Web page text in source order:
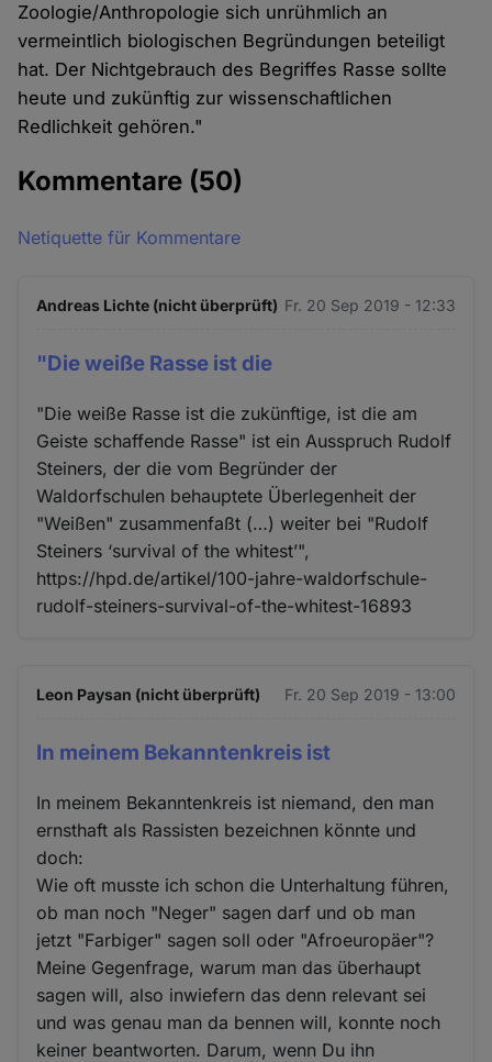
Zoologie/Anthropologie sich unrühmlich an
vermeintlich biologischen Begründungen beteiligt
hat. Der Nichtgebrauch des Begriffes Rasse sollte
heute und zukünftig zur wissenschaftlichen
Redlichkeit gehören."
Kommentare (50)
Netiquette für Kommentare
Andreas Lichte (nicht überprüft) Fr. 20 Sep 2019 - 12:33
"Die weiße Rasse ist die
"Die weiße Rasse ist die zukünftige, ist die am
Geiste schaffende Rasse" ist ein Ausspruch Rudolf
Steiners, der die vom Begründer der
Waldorfschulen behauptete Überlegenheit der
"Weißen" zusammenfaßt (…) weiter bei "Rudolf
Steiners ‘survival of the whitest’",
https://hpd.de/artikel/100-jahre-waldorfschule-
rudolf-steiners-survival-of-the-whitest-16893
Leon Paysan (nicht überprüft) Fr. 20 Sep 2019 - 13:00
In meinem Bekanntenkreis ist
In meinem Bekanntenkreis ist niemand, den man
ernsthaft als Rassisten bezeichnen könnte und
doch:
Wie oft musste ich schon die Unterhaltung führen,
ob man noch "Neger" sagen darf und ob man
jetzt "Farbiger" sagen soll oder "Afroeuropäer"?
Meine Gegenfrage, warum man das überhaupt
sagen will, also inwiefern das denn relevant sei
und was genau man da bennen will, konnte noch
keiner beantworten. Darum, wenn Du ihn